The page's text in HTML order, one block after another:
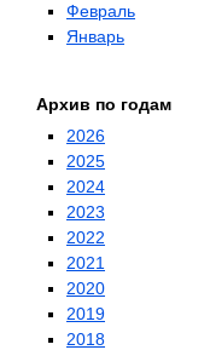
Февраль
Январь
Архив по годам
2026
2025
2024
2023
2022
2021
2020
2019
2018